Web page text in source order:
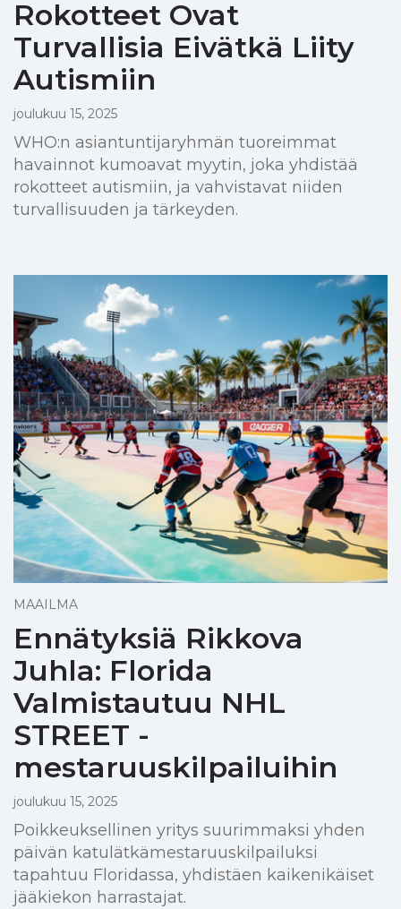
Rokotteet Ovat
Turvallisia Eivätkä Liity
Autismiin
joulukuu 15, 2025
WHO:n asiantuntijaryhmän tuoreimmat
havainnot kumoavat myytin, joka yhdistää
rokotteet autismiin, ja vahvistavat niiden
turvallisuuden ja tärkeyden.
MAAILMA
Ennätyksiä Rikkova
Juhla: Florida
Valmistautuu NHL
STREET -
mestaruuskilpailuihin
joulukuu 15, 2025
Poikkeuksellinen yritys suurimmaksi yhden
päivän katulätkämestaruuskilpailuksi
tapahtuu Floridassa, yhdistäen kaikenikäiset
jääkiekon harrastajat.